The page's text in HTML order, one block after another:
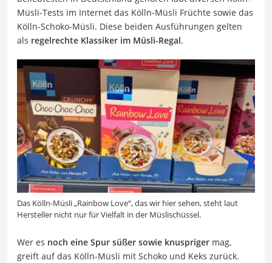
Müsli-Tests im Internet das Kölln-Müsli Früchte sowie das
Kölln-Schoko-Müsli. Diese beiden Ausführungen gelten
als regelrechte Klassiker im Müsli-Regal.
Das Kölln-Müsli „Rainbow Love“, das wir hier sehen, steht laut
Hersteller nicht nur für Vielfalt in der Müslischüssel.
Wer es noch eine Spur süßer sowie knuspriger mag,
greift auf das Kölln-Müsli mit Schoko und Keks zurück.